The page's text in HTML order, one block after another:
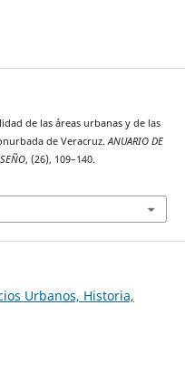
de las áreas urbanas y de las
de Veracruz.ANUARIO DE
, (26), 109–140.
Urbanos, Historia,